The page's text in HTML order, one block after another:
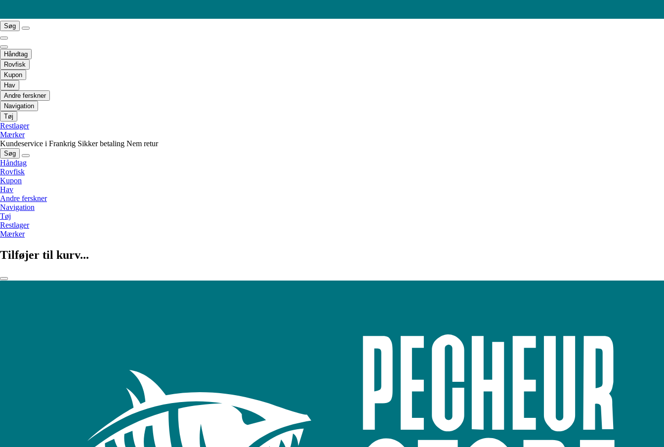
Søg
Håndtag
Rovfisk
Kupon
Hav
Andre ferskner
Navigation
Tøj
Restlager
Mærker
Kundeservice i Frankrig Sikker betaling Nem retur
Søg
Håndtag
Rovfisk
Kupon
Hav
Andre ferskner
Navigation
Tøj
Restlager
Mærker
Tilføjer til kurv...